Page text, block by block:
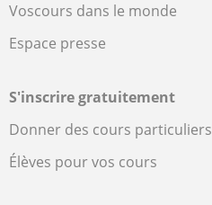
Voscours dans le monde
Espace presse
S'inscrire gratuitement
Donner des cours particuliers
Élèves pour vos cours